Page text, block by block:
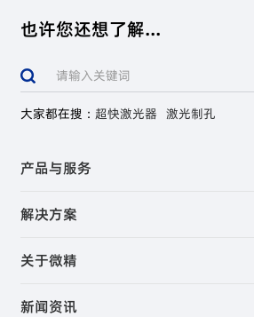
也许您还想了解...
大家都在搜：超快激光器 激光制孔
产品与服务
解决方案
关于微精
新闻资讯